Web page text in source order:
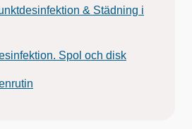
& Städning i
Spol och disk